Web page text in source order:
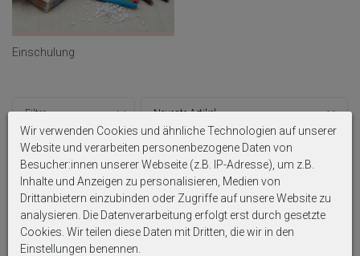
Einschulung
Filter
Wir verwenden Cookies und ähnliche Technologien auf unserer
Website und verarbeiten personenbezogene Daten von
Besucher:innen unserer Webseite (z.B. IP-Adresse), um z.B.
Inhalte und Anzeigen zu personalisieren, Medien von
Drittanbietern einzubinden oder Zugriffe auf unsere Website zu
analysieren. Die Datenverarbeitung erfolgt erst durch gesetzte
Cookies. Wir teilen diese Daten mit Dritten, die wir in den
Einstellungen benennen.